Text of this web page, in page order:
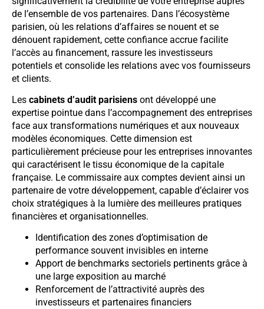
de l’ensemble de vos partenaires. Dans l’écosystème
parisien, où les relations d’affaires se nouent et se
dénouent rapidement, cette confiance accrue facilite
l’accès au financement, rassure les investisseurs
potentiels et consolide les relations avec vos fournisseurs
et clients.
Les cabinets d’audit parisiens ont développé une
expertise pointue dans l’accompagnement des entreprises
face aux transformations numériques et aux nouveaux
modèles économiques. Cette dimension est
particulièrement précieuse pour les entreprises innovantes
qui caractérisent le tissu économique de la capitale
française. Le commissaire aux comptes devient ainsi un
partenaire de votre développement, capable d’éclairer vos
choix stratégiques à la lumière des meilleures pratiques
financières et organisationnelles.
Identification des zones d’optimisation de
performance souvent invisibles en interne
Apport de benchmarks sectoriels pertinents grâce à
une large exposition au marché
Renforcement de l’attractivité auprès des
investisseurs et partenaires financiers